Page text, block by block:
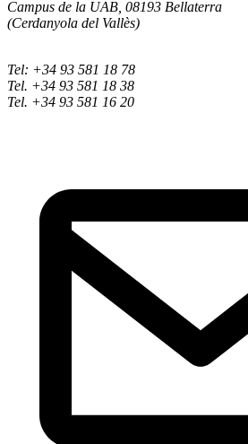
Campus de la UAB, 08193 Bellaterra
(Cerdanyola del Vallès)
Tel: +34 93 581 18 78
Tel. +34 93 581 18 38
Tel. +34 93 581 16 20